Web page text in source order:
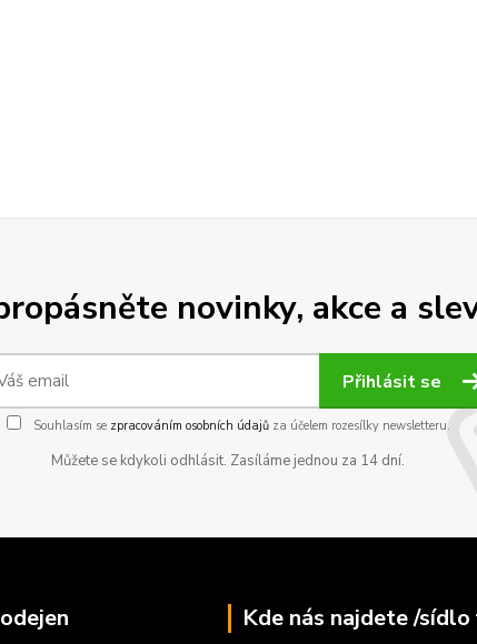
novinky, akce a
Přihlásit se
Souhlasím se zpracováním osobních údajůza účelem rozesílky newsletteru.
Můžete se kdykoli odhlásit. Zasíláme jednou za 14 dní.
Kde nás najdete /